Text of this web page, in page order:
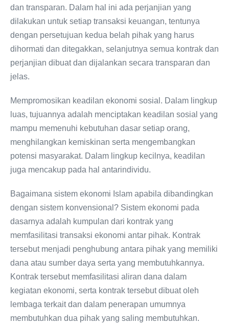
dan transparan. Dalam hal ini ada perjanjian yang
dilakukan untuk setiap transaksi keuangan, tentunya
dengan persetujuan kedua belah pihak yang harus
dihormati dan ditegakkan, selanjutnya semua kontrak dan
perjanjian dibuat dan dijalankan secara transparan dan
jelas.
Mempromosikan keadilan ekonomi sosial. Dalam lingkup
luas, tujuannya adalah menciptakan keadilan sosial yang
mampu memenuhi kebutuhan dasar setiap orang,
menghilangkan kemiskinan serta mengembangkan
potensi masyarakat. Dalam lingkup kecilnya, keadilan
juga mencakup pada hal antarindividu.
Bagaimana sistem ekonomi Islam apabila dibandingkan
dengan sistem konvensional? Sistem ekonomi pada
dasarnya adalah kumpulan dari kontrak yang
memfasilitasi transaksi ekonomi antar pihak. Kontrak
tersebut menjadi penghubung antara pihak yang memiliki
dana atau sumber daya serta yang membutuhkannya.
Kontrak tersebut memfasilitasi aliran dana dalam
kegiatan ekonomi, serta kontrak tersebut dibuat oleh
lembaga terkait dan dalam penerapan umumnya
membutuhkan dua pihak yang saling membutuhkan.